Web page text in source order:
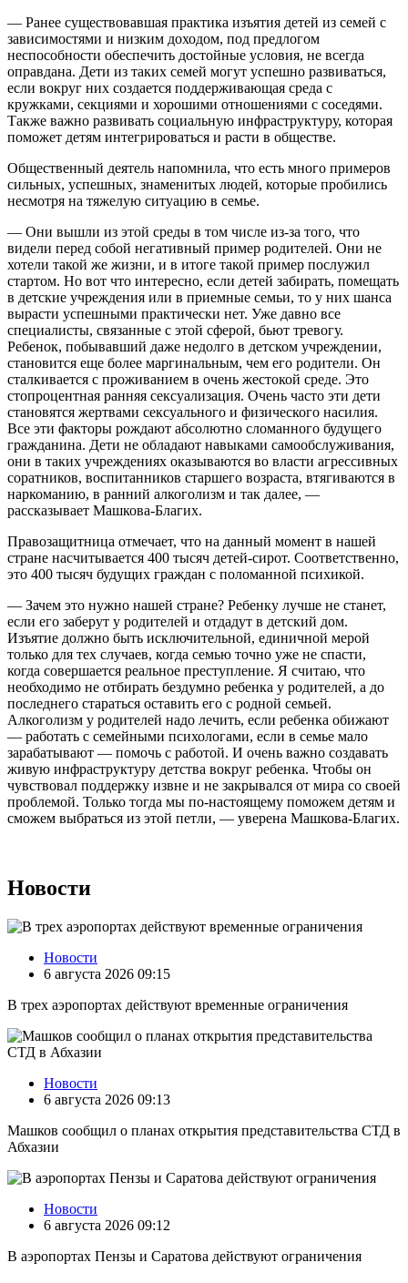
— Ранее существовавшая практика изъятия детей из семей с
зависимостями и низким доходом, под предлогом
неспособности обеспечить достойные условия, не всегда
оправдана. Дети из таких семей могут успешно развиваться,
если вокруг них создается поддерживающая среда с
кружками, секциями и хорошими отношениями с соседями.
Также важно развивать социальную инфраструктуру, которая
поможет детям интегрироваться и расти в обществе.
Общественный деятель напомнила, что есть много примеров
сильных, успешных, знаменитых людей, которые пробились
несмотря на тяжелую ситуацию в семье.
— Они вышли из этой среды в том числе из-за того, что
видели перед собой негативный пример родителей. Они не
хотели такой же жизни, и в итоге такой пример послужил
стартом. Но вот что интересно, если детей забирать, помещать
в детские учреждения или в приемные семьи, то у них шанса
вырасти успешными практически нет. Уже давно все
специалисты, связанные с этой сферой, бьют тревогу.
Ребенок, побывавший даже недолго в детском учреждении,
становится еще более маргинальным, чем его родители. Он
сталкивается с проживанием в очень жестокой среде. Это
стопроцентная ранняя сексуализация. Очень часто эти дети
становятся жертвами сексуального и физического насилия.
Все эти факторы рождают абсолютно сломанного будущего
гражданина. Дети не обладают навыками самообслуживания,
они в таких учреждениях оказываются во власти агрессивных
соратников, воспитанников старшего возраста, втягиваются в
наркоманию, в ранний алкоголизм и так далее, —
рассказывает Машкова-Благих.
Правозащитница отмечает, что на данный момент в нашей
стране насчитывается 400 тысяч детей-сирот. Соответственно,
это 400 тысяч будущих граждан с поломанной психикой.
— Зачем это нужно нашей стране? Ребенку лучше не станет,
если его заберут у родителей и отдадут в детский дом.
Изъятие должно быть исключительной, единичной мерой
только для тех случаев, когда семью точно уже не спасти,
когда совершается реальное преступление. Я считаю, что
необходимо не отбирать бездумно ребенка у родителей, а до
последнего стараться оставить его с родной семьей.
Алкоголизм у родителей надо лечить, если ребенка обижают
— работать с семейными психологами, если в семье мало
зарабатывают — помочь с работой. И очень важно создавать
живую инфраструктуру детства вокруг ребенка. Чтобы он
чувствовал поддержку извне и не закрывался от мира со своей
проблемой. Только тогда мы по-настоящему поможем детям и
сможем выбраться из этой петли, — уверена Машкова-Благих.
Новости
Новости
6 августа 2026 09:15
В трех аэропортах действуют временные ограничения
Новости
6 августа 2026 09:13
Машков сообщил о планах открытия представительства СТД в
Абхазии
Новости
6 августа 2026 09:12
В аэропортах Пензы и Саратова действуют ограничения